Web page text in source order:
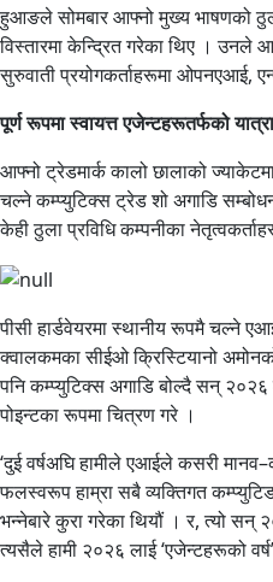
हुआङले सोमबार आफ्नो मुख्य भाषणको
विस्तारमा केन्द्रित गरेका थिए । उनले
सुरुवाती प्रयोगकर्ताहरूमा ओपनएआई,
पूर्ण रूपमा स्वायत्त एजेन्टहरूतर्फको यात्रा
आफ्नो ट्रेडमार्क कालो छालाको
चल्ने कम्प्युटिक्स ट्रेड शो अगाडि
केही ठुला प्रविधि कम्पनीका
पीसी हार्डवेयरमा स्थानीय रूपमै चल्ने
क्वालकमका सीईओ क्रिस्टियानो
पनि कम्प्युटिक्स अगाडि बोल्दै सन् २०२६
पोइन्टका रूपमा चित्रण गरे ।
‘दुई वर्षअघि हामीले एआईले कसरी
फलस्वरूप हाम्रा सबै व्यक्तिगत
भन्नेबारे कुरा गरेका थियौं । र, त्यो सन्
त्यसैले हामी २०२६ लाई ‘एजेन्टहरूको